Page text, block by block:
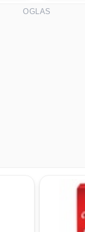
OGLAS